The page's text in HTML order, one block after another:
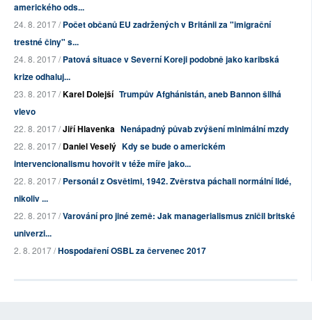
amerického ods...
24. 8. 2017 /Počet občanů EU zadržených v Británii za "imigrační
trestné činy" s...
24. 8. 2017 /Patová situace v Severní Koreji podobně jako karibská
krize odhaluj...
23. 8. 2017 /Karel Dolejší Trumpův Afghánistán, aneb Bannon šilhá
vlevo
22. 8. 2017 /Jiří Hlavenka Nenápadný půvab zvýšení minimální mzdy
22. 8. 2017 /Daniel Veselý Kdy se bude o americkém
intervencionalismu hovořit v téže míře jako...
22. 8. 2017 /Personál z Osvětimi, 1942. Zvěrstva páchali normální lidé,
nikoliv ...
22. 8. 2017 /Varování pro jiné země: Jak managerialismus zničil britské
univerzi...
2. 8. 2017 /Hospodaření OSBL za červenec 2017